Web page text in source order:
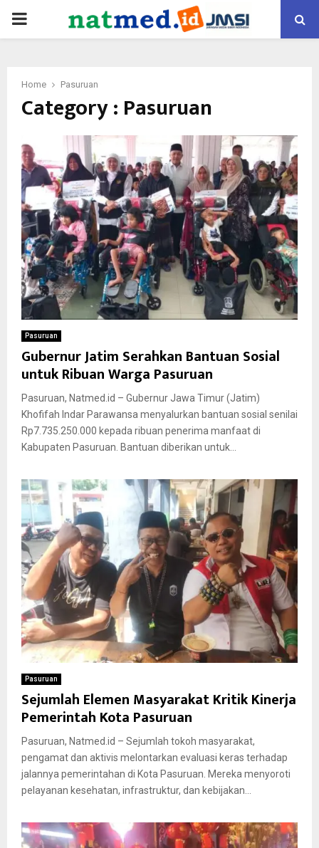
PRIMARY
Home Pasuruan
Category : Pasuruan
Pasuruan
Gubernur Jatim Serahkan Bantuan Sosial
untuk Ribuan Warga Pasuruan
Pasuruan, Natmed.id – Gubernur Jawa Timur (Jatim)
Khofifah Indar Parawansa menyalurkan bantuan sosial senilai
Rp7.735.250.000 kepada ribuan penerima manfaat di
Kabupaten Pasuruan. Bantuan diberikan untuk...
Pasuruan
Sejumlah Elemen Masyarakat Kritik Kinerja
Pemerintah Kota Pasuruan
Pasuruan, Natmed.id – Sejumlah tokoh masyarakat,
pengamat dan aktivis melontarkan evaluasi keras terhadap
jalannya pemerintahan di Kota Pasuruan. Mereka menyoroti
pelayanan kesehatan, infrastruktur, dan kebijakan...